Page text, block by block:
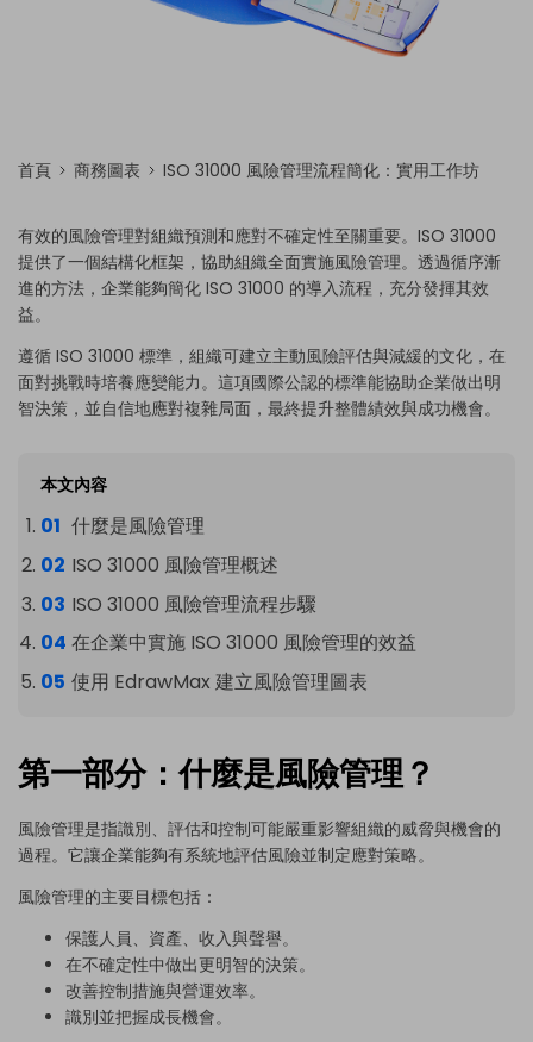
首頁 商務圖表 ISO 31000 風險管理流程簡化：實用工作坊
有效的風險管理對組織預測和應對不確定性至關重要。ISO 31000
提供了一個結構化框架，協助組織全面實施風險管理。透過循序漸
進的方法，企業能夠簡化 ISO 31000 的導入流程，充分發揮其效
益。
遵循 ISO 31000 標準，組織可建立主動風險評估與減緩的文化，在
面對挑戰時培養應變能力。這項國際公認的標準能協助企業做出明
智決策，並自信地應對複雜局面，最終提升整體績效與成功機會。
本文內容
什麼是風險管理
ISO 31000 風險管理概述
ISO 31000 風險管理流程步驟
在企業中實施 ISO 31000 風險管理的效益
使用 EdrawMax 建立風險管理圖表
第一部分：什麼是風險管理？
風險管理是指識別、評估和控制可能嚴重影響組織的威脅與機會的
過程。它讓企業能夠有系統地評估風險並制定應對策略。
風險管理的主要目標包括：
保護人員、資產、收入與聲譽。
在不確定性中做出更明智的決策。
改善控制措施與營運效率。
識別並把握成長機會。